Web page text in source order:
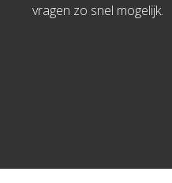
vragen zo snel mogelijk.